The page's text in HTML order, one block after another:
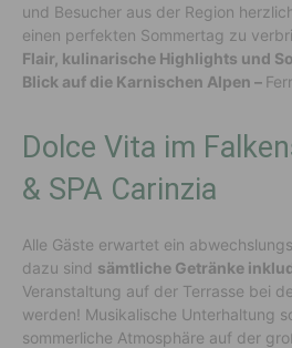
und Besucher aus der Region
einen perfekten Sommertag zu
Flair, kulinarische Highlights und
Blick auf die Karnischen Alpen –
Dolce Vita im
& SPA Carinzia
Alle Gäste erwartet ein
dazu sind sämtliche Getränke
Veranstaltung auf der Terrasse bei
werden! Musikalische Unterhaltung
sommerliche Atmosphäre auf der